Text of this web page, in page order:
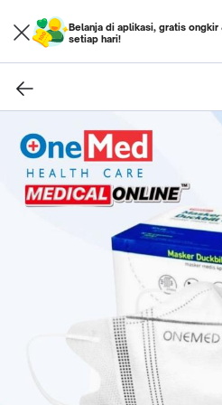
Belanja di aplikasi, gratis ongkir
setiap hari!